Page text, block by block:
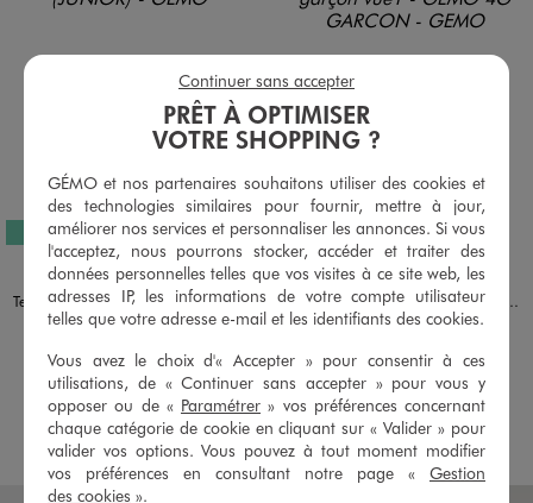
EXCLU WEB
Disponible en 1 coloris
BLEU STANDARD
Tee-shirt imprimé style graffiti garçon
5,99 €
AJOUTERAU PANIER
Disponible en 1 coloris
VIOLET
Tee-shirt manches courtes imprimé coupe oversize garçon
7,99 €
5/5 de moyenne
(1 avis)
AJOUTER AU PANIER
PRÊT À OPTIMISER
VOTRE SHOPPING ?
GÉMO et nos partenaires souhaitons utiliser des cookies et
des technologies similaires pour fournir, mettre à jour,
améliorer nos services et personnaliser les annonces. Si vous
l'acceptez, nous pourrons stocker, accéder et traiter des
données personnelles telles que vos visites à ce site web, les
adresses IP, les informations de votre compte utilisateur
telles que votre adresse e-mail et les identifiants des cookies.
Vous avez le choix d'« Accepter » pour consentir à ces
utilisations, de « Continuer sans accepter » pour vous y
opposer ou de « Paramétrer » vos préférences concernant
chaque catégorie de cookie en cliquant sur « Valider » pour
valider vos options. Vous pouvez à tout moment modifier
vos préférences en consultant notre page « Gestion
des cookies ».
Continuer sans accepter